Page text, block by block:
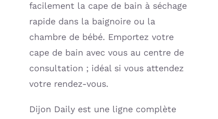
facilement la cape de bain à séchage
rapide dans la baignoire ou la
chambre de bébé. Emportez votre
cape de bain avec vous au centre de
consultation ; idéal si vous attendez
votre rendez-vous.
Dijon Daily est une ligne complète